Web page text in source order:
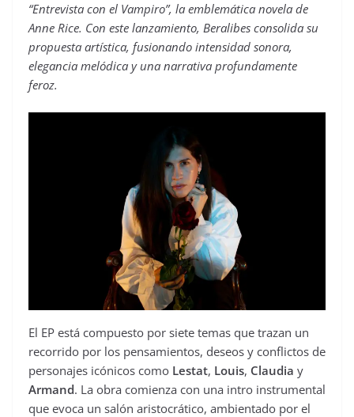
“Entrevista con el Vampiro”, la emblemática novela de
Anne Rice. Con este lanzamiento, Beralibes consolida su
propuesta artística, fusionando intensidad sonora,
elegancia melódica y una narrativa profundamente
feroz.
El EP está compuesto por siete temas que trazan un
recorrido por los pensamientos, deseos y conflictos de
personajes icónicos como Lestat, Louis, Claudia y
Armand. La obra comienza con una intro instrumental
que evoca un salón aristocrático, ambientado por el